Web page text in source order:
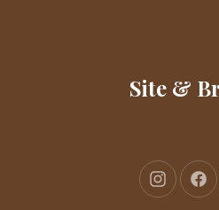
Site &
New